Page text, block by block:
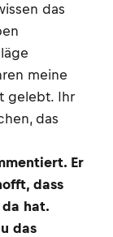
das
meine
gelebt. Ihr
das
Er
dass
hat.
das